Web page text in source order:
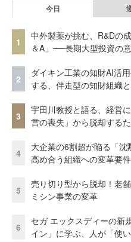
今日
1
中外製薬が挑む、R&Dの
＆A」──長期大型投資の
2
ダイキン工業の知財AI活
する、伴走型の知財組織
3
宇田川教授と語る、経営
営の喪失」から脱却する
4
大企業の6割超が陥る「沈
高め合う組織への変革要件
5
売り切り型から脱却！老
ミシン事業の変革
6
セガ エックスディーの新
イン」に学ぶ、人が「使